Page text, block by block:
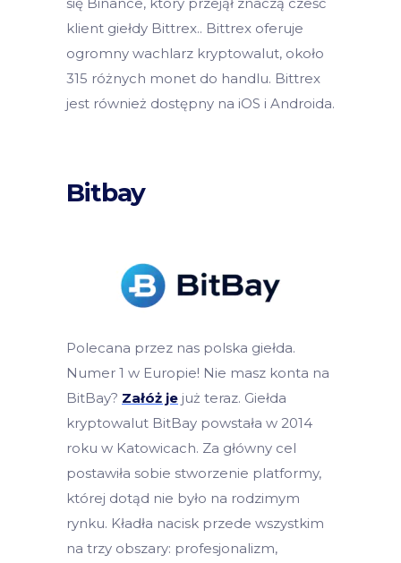
klient giełdy Bittrex.. Bittrex oferuje
ogromny wachlarz kryptowalut, około
315 różnych monet do handlu. Bittrex
jest również dostępny na iOS i Androida.
Bitbay
Polecana przez nas polska giełda.
Numer 1 w Europie! Nie masz konta na
BitBay? Załóż je już teraz. Giełda
kryptowalut BitBay powstała w 2014
roku w Katowicach. Za główny cel
postawiła sobie stworzenie platformy,
której dotąd nie było na rodzimym
rynku. Kładła nacisk przede wszystkim
na trzy obszary: profesjonalizm,